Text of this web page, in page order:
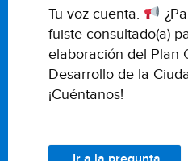
Tu voz cuenta.
fuiste consultado(a)
elaboración del Plan
Desarrollo de la
¡Cuéntanos!